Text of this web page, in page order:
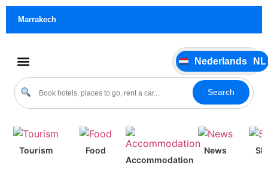
Marrakech
Search
Nederlands NL
Português
Español ES
Tourism
Food
Accommodation
News